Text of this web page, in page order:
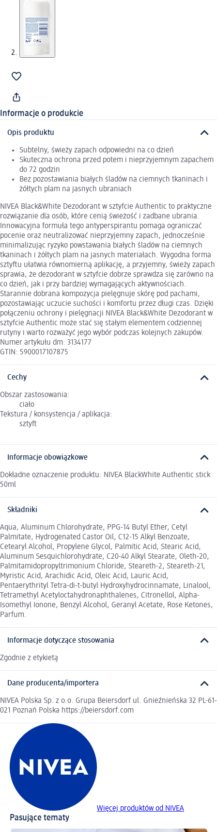
Informacje o produkcie
Opis produktu
Subtelny, świeży zapach odpowiedni na co dzień
Skuteczna ochrona przed potem i nieprzyjemnym zapachem
do 72 godzin
Bez pozostawiania białych śladów na ciemnych tkaninach i
żółtych plam na jasnych ubraniach
NIVEA Black&White Dezodorant w sztyfcie Authentic to praktyczne
rozwiązanie dla osób, które cenią świeżość i zadbane ubrania.
Innowacyjna formuła tego antyperspirantu pomaga ograniczać
pocenie oraz neutralizować nieprzyjemny zapach, jednocześnie
minimalizując ryzyko powstawania białych śladów na ciemnych
tkaninach i żółtych plam na jasnych materiałach. Wygodna forma
sztyftu ułatwia równomierną aplikację, a przyjemny, świeży zapach
sprawia, że dezodorant w sztyfcie dobrze sprawdza się zarówno na
co dzień, jak i przy bardziej wymagających aktywnościach.
Starannie dobrana kompozycja pielęgnuje skórę pod pachami,
pozostawiając uczucie suchości i komfortu przez długi czas. Dzięki
połączeniu ochrony i pielęgnacji NIVEA Black&White Dezodorant w
sztyfcie Authentic może stać się stałym elementem codziennej
rutyny i warto rozważyć jego wybór podczas kolejnych zakupów.
Numer artykułu dm: 3134177
GTIN: 5900017107875
Cechy
Obszar zastosowania:
ciało
Tekstura / konsystencja / aplikacja:
sztyft
Informacje obowiązkowe
Dokładne oznaczenie produktu: NIVEA BlackWhite Authentic stick
50ml
Składniki
Aqua, Aluminum Chlorohydrate, PPG-14 Butyl Ether, Cetyl
Palmitate, Hydrogenated Castor Oil, C12-15 Alkyl Benzoate,
Cetearyl Alcohol, Propylene Glycol, Palmitic Acid, Stearic Acid,
Aluminum Sesquichlorohydrate, C20-40 Alkyl Stearate, Oleth-20,
Palmitamidopropyltrimonium Chloride, Steareth-2, Steareth-21,
Myristic Acid, Arachidic Acid, Oleic Acid, Lauric Acid,
Pentaerythrityl Tetra-di-t-butyl Hydroxyhydrocinnamate, Linalool,
Tetramethyl Acetyloctahydronaphthalenes, Citronellol, Alpha-
Isomethyl Ionone, Benzyl Alcohol, Geranyl Acetate, Rose Ketones,
Parfum.
Informacje dotyczące stosowania
Zgodnie z etykietą
Dane producenta/importera
NIVEA Polska Sp. z o.o. Grupa Beiersdorf ul. Gnieźnieńska 32 PL-61-
021 Poznań Polska https://beiersdorf.com
Więcej produktów od NIVEA
Pasujące tematy